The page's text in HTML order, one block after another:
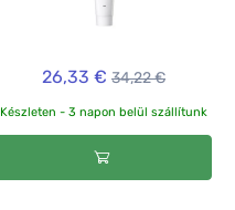
26,33 € 34,22 €
Készleten - 3 napon belül szállítunk